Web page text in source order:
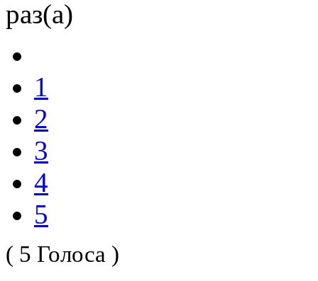
раз(а)
1
2
3
4
5
( 5 Голоса )